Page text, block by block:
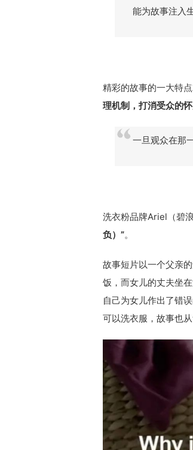
能为故事注入
精彩的故事的一大特
理机制，打消受众的
一旦观众在那
洗衣粉品牌Ariel（碧
负）”。
故事短片以一个父亲
饭，而女儿的丈夫坐
自己为女儿作出了错
可以洗衣服，故事也从